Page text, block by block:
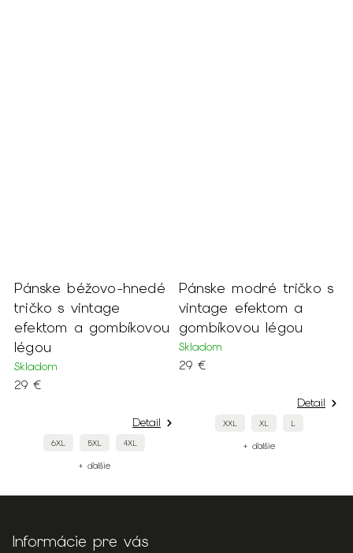
Pánske béžovo-hnedé
tričko s vintage
efektom a gombíkovou
légou
Skladom
29 €
Detail
6XL 5XL 4XL
+ ďalšie
Pánske modré tričko s
vintage efektom a
gombíkovou légou
Skladom
29 €
Detail
XXL XL L
+ ďalšie
Informácie pre vás